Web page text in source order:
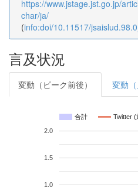
https://www.jstage.jst.go.jp/
char/ja/
(info:doi/10.11517/
言及状況
変動（ピーク前後） 変動（
合計 Twitter (
1.0
1.5
2.0